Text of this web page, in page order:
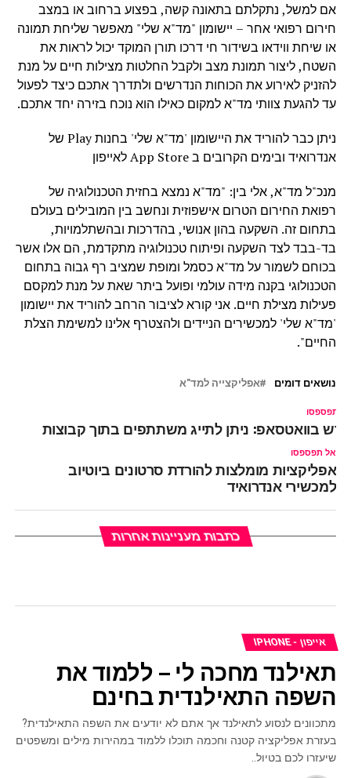
אם למשל, נתקלתם בתאונה קשה, בפצוע ברחוב או במצב
חירום רפואי אחר – יישומון "מד"א שלי" מאפשר שליחת תמונה
או שיחת ווידאו בשידור חי דרכו תורן המוקד יכול לראות את
השטח, ליצור תמונת מצב ולקבל החלטות מצילות חיים על מנת
להזניק לאירוע את הכוחות הנדרשים ולתדרך אתכם כיצד לפעול
עד להגעת צוותי מד"א למקום כאילו הוא נוכח בזירה יחד אתכם.
ניתן כבר להוריד את היישומון 'מד"א שלי' בחנות Play של
אנדרואיד ובימים הקרובים ב App Store לאייפון
מנכ"ל מד"א, אלי בין: "מד"א נמצא בחזית הטכנולוגיה של
רפואת החירום הטרום אישפוזית ונחשב בין המובילים בעולם
בתחום זה. השקעה בהון אנושי, בהדרכות ובהשתלמויות,
בד-בבד לצד השקעה ופיתוח טכנולוגיה מתקדמת, הם אלו אשר
בכוחם לשמור על מד"א כסמל ומופת שמציב רף גבוה בתחום
הטכנולוגי בקנה מידה עולמי ופועל ביתר שאת על מנת למקסם
פעילות מצילת חיים. אני קורא לציבור הרחב להוריד את יישומון
'מד"א שלי' למכשירים הניידים ולהצטרף אלינו למשימת הצלת
החיים".
נושאים דומים אפליקצייה למד"א
תפספסו
בוואטסאפ: ניתן לתייג משתתפים בתוך קבוצות
אל תפספסו
אפליקציות מומלצות להורדת סרטונים ביוטיוב
למכשירי אנדרואיד
כתבות מעניינות אחרות
אייפון - IPHONE
תאילנד מחכה לי – ללמוד את
השפה התאילנדית בחינם
מתכוונים לנסוע לתאילנד אך אתם לא יודעים את השפה התאילנדית?
בעזרת אפליקציה קטנה וחכמה תוכלו ללמוד במהירות מילים ומשפטים
שיעזרו לכם בטיול..